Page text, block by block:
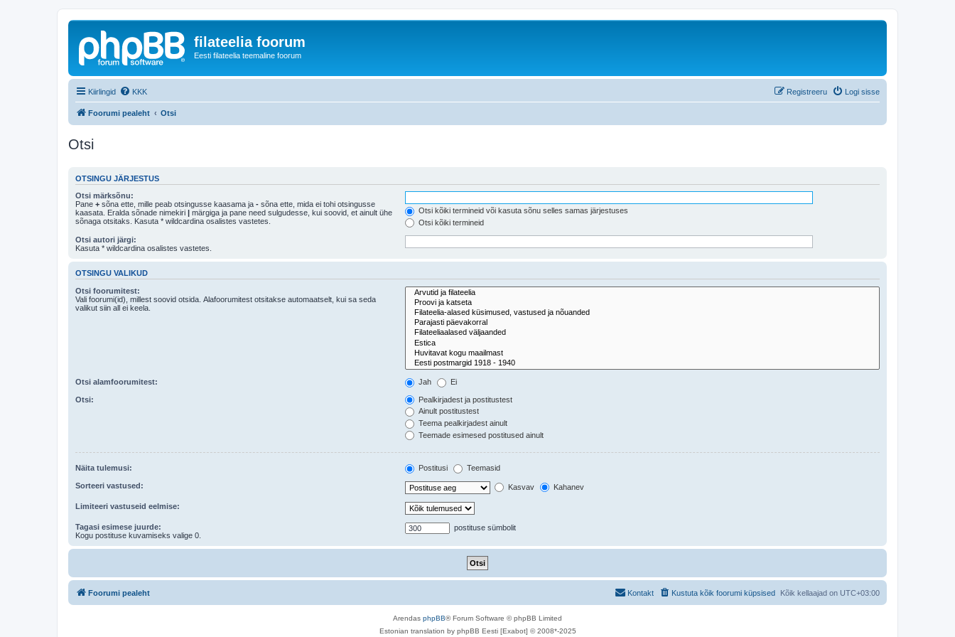
filateelia foorum
Eesti filateelia teemaline foorum
Kiirlingid KKK Logi sisse
Registreeru
Foorumi pealeht Otsi
Otsi
OTSINGU JÄRJESTUS
Otsi märksõnu:
Pane + sõna ette, mille peab otsingusse kaasama ja - sõna ette, mida ei tohi otsingusse
kaasata. Eralda sõnade nimekiri | märgiga ja pane need sulgudesse, kui soovid, et ainult ühe
sõnaga otsitaks. Kasuta * wildcardina osalistes vastetes.
Otsi kõiki termineid või kasuta sõnu selles samas järjestuses
Otsi kõiki termineid
Otsi autori järgi:
Kasuta * wildcardina osalistes vastetes.
OTSINGU VALIKUD
Otsi foorumitest:
Vali foorumi(id), millest soovid otsida. Alafoorumitest otsitakse automaatselt, kui sa seda
valikut siin all ei keela.
Otsi alamfoorumitest: Jah Ei
Otsi:
Pealkirjadest ja postitustest
Ainult postitustest
Teema pealkirjadest ainult
Teemade esimesed postitused ainult
Näita tulemusi: Postitusi Teemasid
Sorteeri vastused: Kasvav Kahanev
Limiteeri vastuseid eelmise:
Tagasi esimese juurde:
Kogu postituse kuvamiseks valige 0.
postituse sümbolit
Foorumi pealeht Kõik kellaajad on UTC+03:00
Kustuta kõik foorumi küpsised
Kontakt
Arendas phpBB® Forum Software © phpBB Limited
Estonian translation by phpBB Eesti [Exabot] © 2008*-2025